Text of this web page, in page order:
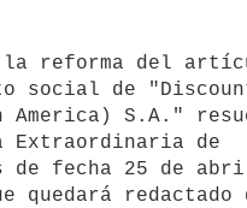
social de
America) S.A."
Extraordinaria de
de fecha 25 de
quedará redactado